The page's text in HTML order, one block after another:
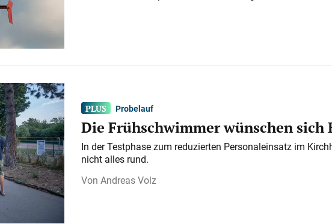
Probelauf
Die Frühschwimmer wünschen sich
In der Testphase zum reduzierten Personaleinsatz im
nicht alles rund.
Andreas Volz